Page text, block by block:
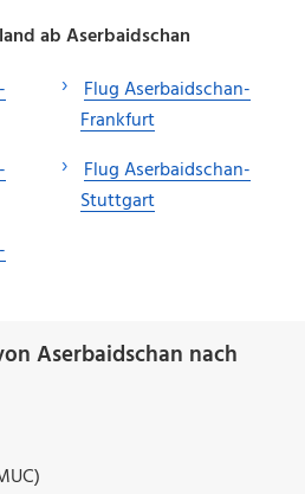
ab Aserbaidschan
Flug Aserbaidschan-
Frankfurt
Flug Aserbaidschan-
Stuttgart
Aserbaidschan nach